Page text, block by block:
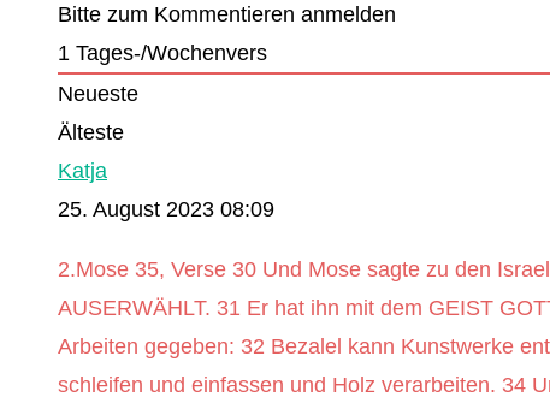
Bitte zum Kommentieren anmelden
1 Tages-/Wochenvers
Neueste
Älteste
Katja
25. August 2023 08:09
2.Mose 35, Verse 30 Und Mose sagte zu den
AUSERWÄHLT. 31 Er hat ihn mit dem GEIST
Arbeiten gegeben: 32 Bezalel kann Kunstwerke
schleifen und einfassen und Holz verarbeiten. 34